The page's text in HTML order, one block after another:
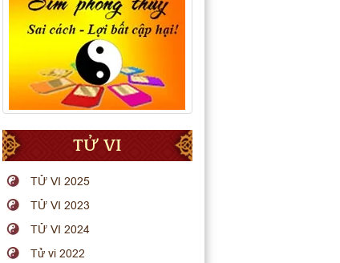
TỬ VI
TỬ VI 2025
TỬ VI 2023
TỬ VI 2024
Tử vi 2022